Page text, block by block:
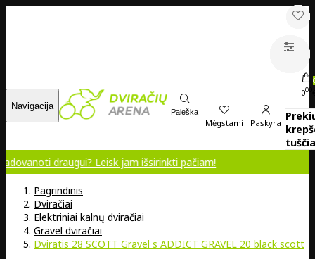
Navigacija
Paieška
Mėgstami Paskyra
000
Leisk jam išsirinkti pačiam!
Pagrindinis
Dviračiai
Elektriniai kalnų dviračiai
Gravel dviračiai
Dviratis 28 SCOTT Gravel s ADDICT GRAVEL 20 black scott